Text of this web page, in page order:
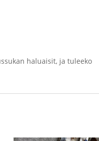
haluaisit, ja tuleeko